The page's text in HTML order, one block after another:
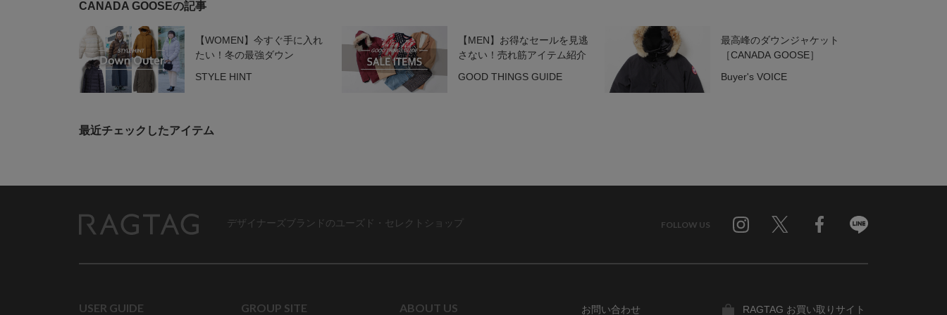
CANADA GOOSEの記事
【WOMEN】今すぐ手に入れ
たい！冬の最強ダウン
STYLE HINT
【MEN】お得なセールを見逃
さない！売れ筋アイテム紹介
GOOD THINGS GUIDE
最高峰のダウンジャケット
［CANADA GOOSE］
Buyer's VOICE
最近チェックしたアイテム
デザイナーズブランドのユーズド・セレクトショップ FOLLOW US
USER GUIDE GROUP SITE ABOUT US お問い合わせ RAGTAG お買い取りサイト